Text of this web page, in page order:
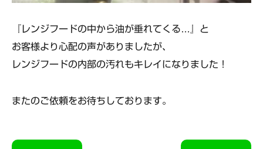
『レンジフードの中から油が垂れてくる…』と
お客様より心配の声がありましたが、
レンジフードの内部の汚れもキレイになりました！
またのご依頼をお待ちしております。